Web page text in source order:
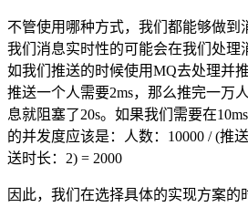
不管使用哪种方式，我们都能够做到
我们消息实时性的可能会在我们处理
如我们推送的时候使用MQ去处理并
推送一个人需要2ms，那么推完一万
息就阻塞了20s。如果我们需要在
的并发度应该是：人数：10000 / (推
送时长：2) = 2000
因此，我们在选择具体的实现方案的